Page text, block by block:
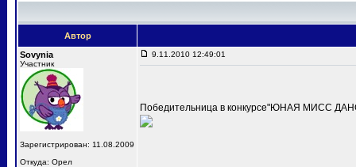
Автор
Sovynia
Участник
Зарегистрирован: 11.08.2009
Откуда: Орел
9.11.2010 12:49:01
Победительница в конкурсе"ЮНАЯ МИСС